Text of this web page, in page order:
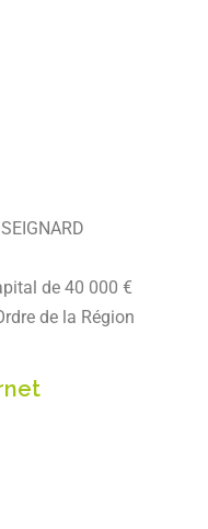
de 40 000 €
de la Région